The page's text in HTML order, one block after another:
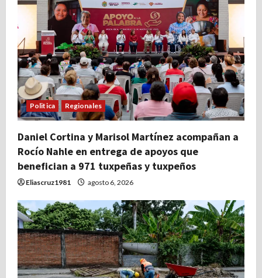
Politica Regionales
Daniel Cortina y Marisol Martínez acompañan a
Rocío Nahle en entrega de apoyos que
benefician a 971 tuxpeñas y tuxpeños
Eliascruz1981 agosto 6, 2026